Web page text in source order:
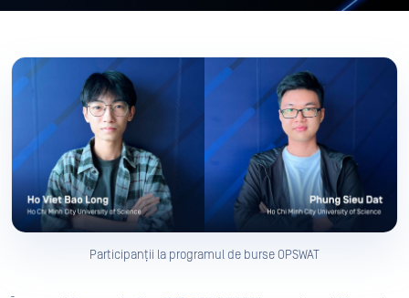
Participanții la programul de burse OPSWAT